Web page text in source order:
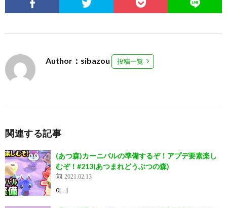
Author：sibazou 投稿一覧
関連する記事
(あつ森)カーニバルの準備するぞ！アプデ要素楽し
むぞ！#213(あつまれどうぶつの森)
2021.02.13
0[…]